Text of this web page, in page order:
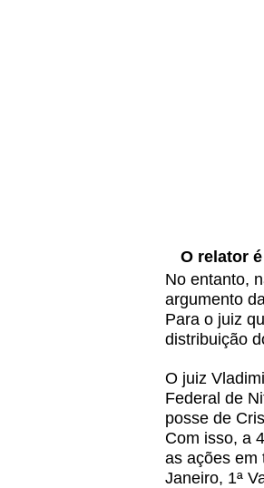
O relator
No entanto,
argumento
Para o juiz
distribuição
O juiz
Federal de
posse de
Com isso, a
as ações em
Janeiro, 1ª